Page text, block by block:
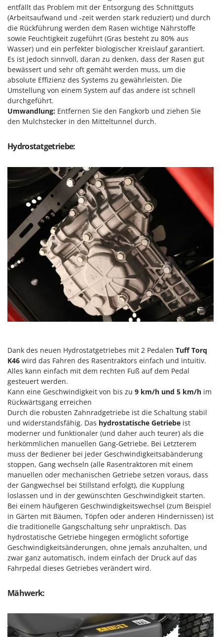
Ooni
Oriental Koshin
Outdoorchef
P
Palazzetti
Palumbo Pavi
Partisani
Paterlini
Philips
R
R.G.V.
Rato
Reber
Redback
Resto Italia
Ribimex
Ripartrak
Ritter
River Systems
Robomow
Rover Pompe
Royal Food
Ryobi
S
S.T.P.
Santos
Sbaraglia
Schnitzer
Seven Italy
Shark
Shindaiwa
Silky
Simatech
Sirman
Skil
Smartwood
Snapper
Solidur
Spice Electronics
entfällt das Problem mit der Entsorgung des Schnittguts
(Arbeitsaufwand und -zeit werden stark reduziert) und durch
die Rückführung werden dem Rasen wichtige Nährstoffe
sowie Feuchtigkeit zugeführt (Gras besteht zu 80% aus
Wasser) und ein perfekter biologischer Kreislauf garantiert.
Es ist jedoch sinnvoll, daran zu denken, dass der Rasen gut
bewässert und sehr oft gemäht werden muss, um die
absolute Effizienz des Systems zu gewährleisten. Die
Umstellung von einem System auf das andere ist schnell
durchgeführt.
Umwandlung: Entfernen Sie den Fangkorb und ziehen Sie
den Mulchstecker in den Mitteltunnel durch.
Hydrostatgetriebe:
Dank des neuen Hydrostatgetriebes mit 2 Pedalen Tuff Torq
K46 wird das Fahren des Rasentraktors einfach und intuitiv.
Alles kann einfach mit dem rechten Fuß auf dem Pedal
gesteuert werden.
Kann eine Geschwindigkeit von bis zu 9 km/h und 5 km/h im
Rückwärtsgang erreichen
Durch die robusten Zahnradgetriebe ist die Schaltung stabil
und widerstandsfähig. Das hydrostatische Getriebe ist
moderner und funktionaler (und daher auch teurer) als die
herkömmlichen manuellen Gang-Getriebe. Bei Letzterem
muss der Bediener bei jeder Geschwindigkeitsabänderung
stoppen, Gang wechseln (alle Rasentraktoren mit einem
manuellen oder mechanischen Getriebe setzen voraus, dass
der Gangwechsel bei Stillstand erfolgt), die Kupplung
loslassen und in der gewünschten Geschwindigkeit starten.
Bei einem häufigeren Geschwindigkeitswechsel (zum Beispiel
in Gärten mit Bäumen, Töpfen oder anderen Hindernissen) ist
die traditionelle Gangschaltung sehr unpraktisch. Das
hydrostatische Getriebe hingegen ermöglicht sofortige
Geschwindigkeitsänderungen, ohne jemals anzuhalten, und
zwar ganz automatisch, indem einfach der Druck auf das
Fahrpedal dieses Getriebes verändert wird.
Mähwerk: